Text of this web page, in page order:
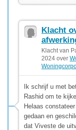
Klacht
Klacht van
2024 over
Ik schrijf u met
Rashid om te
Helaas
gedaan en
dat Viveste de